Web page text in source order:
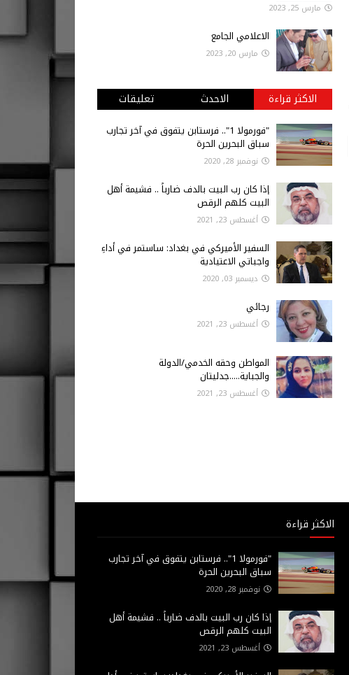
مارس 25, 2023
الاعلامي الجامع
مارس 20, 2023
الاكثر قراءة الاحدث تعليقات
"فورمولا 1".. فرستابن يتفوق في آخر تجارب
سباق البحرين الحرة
نوفمبر 28, 2020
إذا كان رب البيت بالدف ضارباً .. فشيمة أهل
البيت كلهم الرقص
أغسطس 23, 2021
السفير الأميركي في بغداد: ساستمر في أداءِ
واجباتي الاعتيادية
ديسمبر 03, 2020
رجائي
أغسطس 23, 2021
المواطن وحقه الخدمي/الدولة
والجباية.....جدليتان
أغسطس 23, 2021
الاكثر قراءة
"فورمولا 1".. فرستابن يتفوق في آخر تجارب
سباق البحرين الحرة
نوفمبر 28, 2020
إذا كان رب البيت بالدف ضارباً .. فشيمة أهل
البيت كلهم الرقص
أغسطس 23, 2021